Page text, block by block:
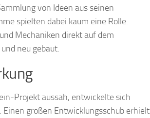
von Ideen aus seinen
spielten dabei kaum eine Rolle.
Mechaniken direkt auf dem
neu gebaut.
Projekt aussah, entwickelte sich
großen Entwicklungsschub erhielt